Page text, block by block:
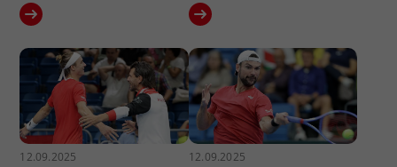
12.09.2025 12.09.2025